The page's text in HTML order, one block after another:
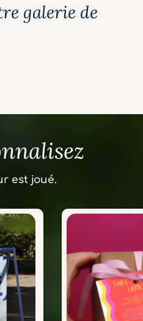
galerie de
est joué.